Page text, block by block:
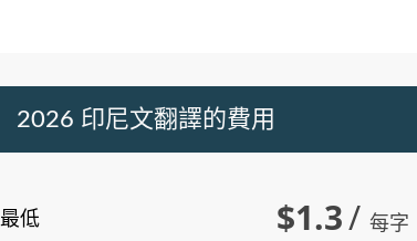
2026 印尼文翻譯的費用
最低 $1.3/ 每字